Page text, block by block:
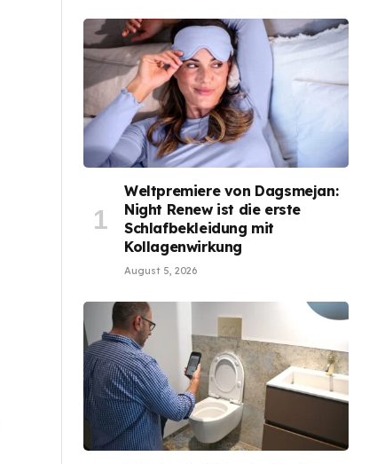
Weltpremiere von Dagsmejan:
Night Renew ist die erste
Schlafbekleidung mit
Kollagenwirkung
August 5, 2026